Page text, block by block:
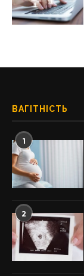
ВАГІТНІСТЬ
1
2